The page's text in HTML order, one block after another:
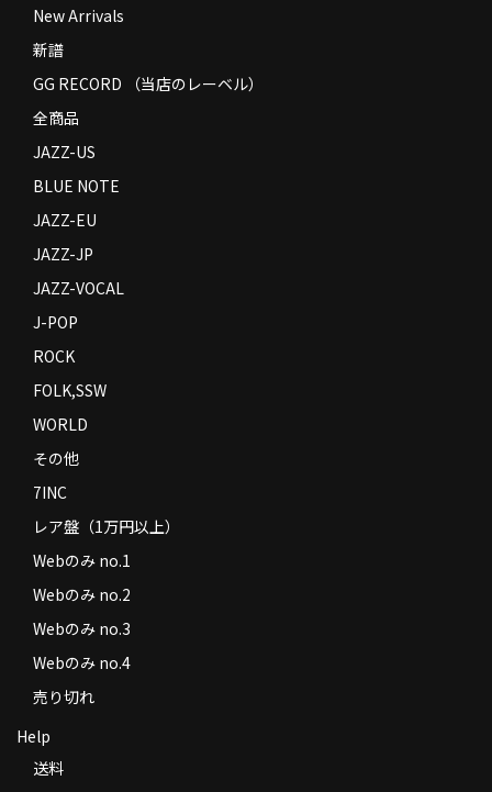
Privacy Policy
特定商取引法に基づく表示
New Arrivals
新譜
GG RECORD （当店のレーベル）
全商品
JAZZ-US
BLUE NOTE
JAZZ-EU
JAZZ-JP
JAZZ-VOCAL
J-POP
ROCK
FOLK,SSW
WORLD
その他
7INC
レア盤（1万円以上）
Webのみ no.1
Webのみ no.2
Webのみ no.3
Webのみ no.4
売り切れ
Help
送料